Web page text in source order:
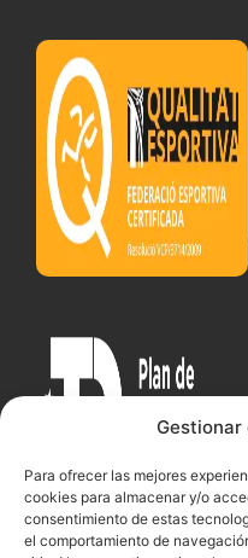
Para ofrecer las mejores
cookies para almacenar y/o
consentimiento de estas
el comportamiento de